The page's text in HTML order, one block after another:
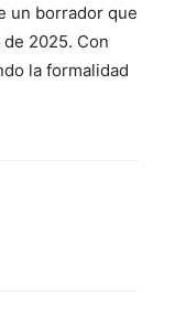
un borrador que
2025. Con
la formalidad